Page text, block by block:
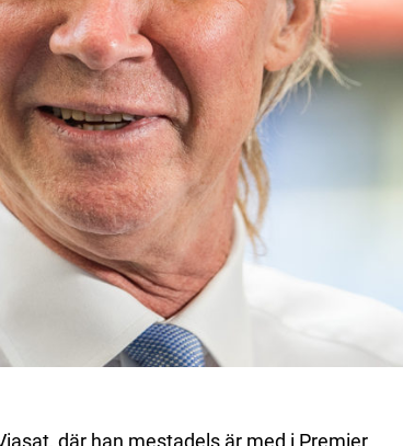
där han mestadels är med i Premier